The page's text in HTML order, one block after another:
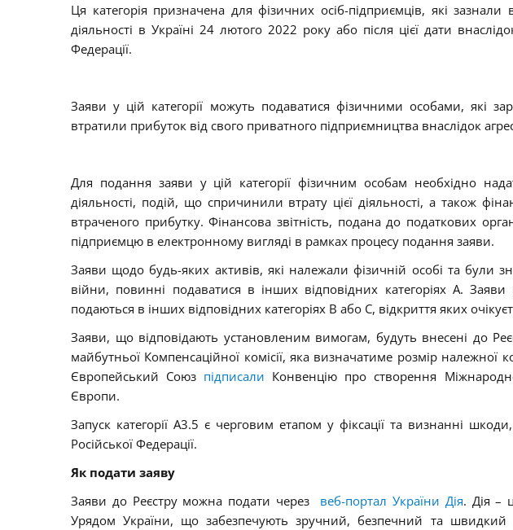
Ця категорія призначена для фізичних осіб-підприємців, які зазнали
діяльності в Україні 24 лютого 2022 року або після цієї дати
Федерації.
Заяви у цій категорії можуть подаватися фізичними особами, які
втратили прибуток від свого приватного підприємництва внаслідок
Для подання заяви у цій категорії фізичним особам необхідно
діяльності, подій, що спричинили втрату цієї діяльності, а також
втраченого прибутку. Фінансова звітність, подана до податкових
підприємцю в електронному вигляді в рамках процесу подання заяви.
Заяви щодо будь-яких активів, які належали фізичній особі та були
війни, повинні подаватися в інших відповідних категоріях А.
подаються в інших відповідних категоріях В або С, відкриття яких
Заяви, що відповідають установленим вимогам, будуть внесені до
майбутньої Компенсаційної комісії, яка визначатиме розмір належної
Європейський Союз підписали Конвенцію про створення
Європи.
Запуск категорії A3.5 є черговим етапом у фіксації та визнанні шкоди,
Російської Федерації.
Як подати заяву
Заяви до Реєстру можна подати через веб-портал України Дія. Дія –
Урядом України, що забезпечують зручний, безпечний та швидкий